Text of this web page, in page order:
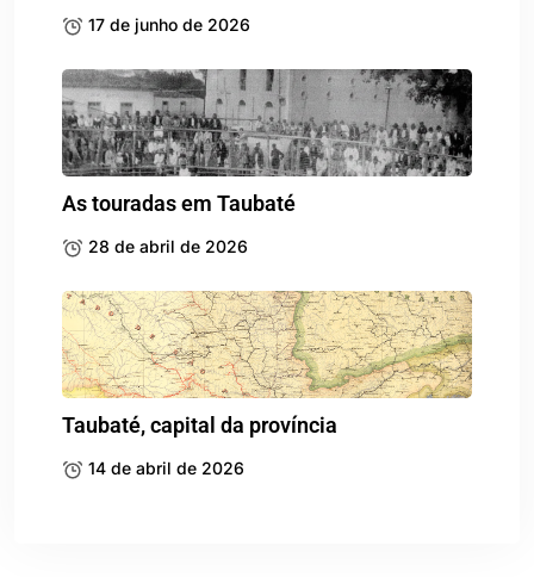
17 de junho de 2026
As touradas em Taubaté
28 de abril de 2026
Taubaté, capital da província
14 de abril de 2026